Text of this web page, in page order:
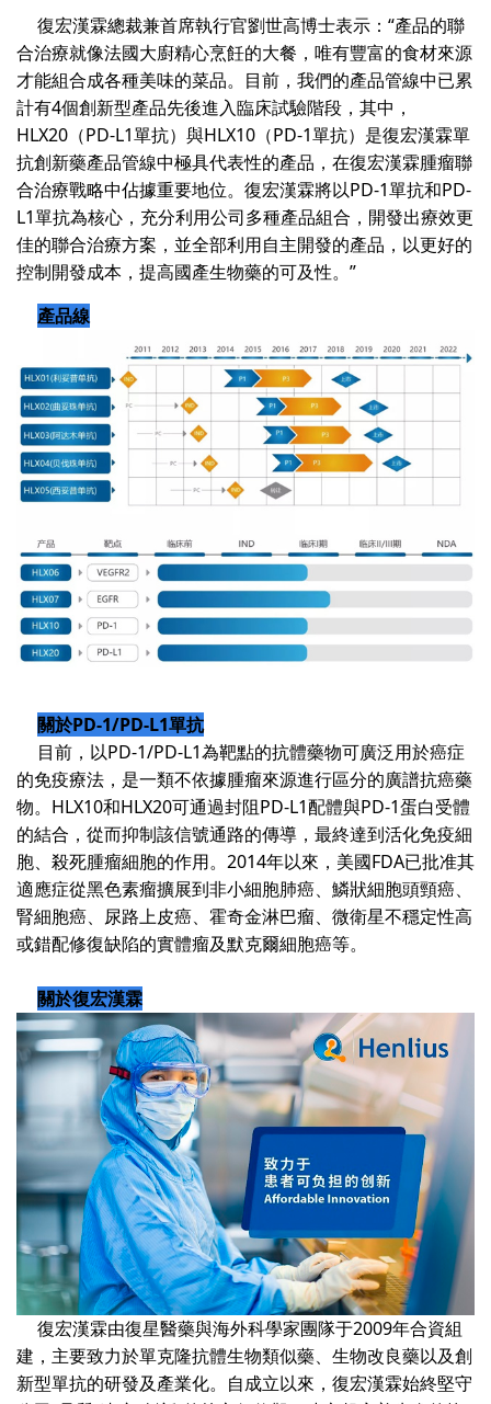
復宏漢霖總裁兼首席執行官劉世高博士表示：“產品的聯
合治療就像法國大廚精心烹飪的大餐，唯有豐富的食材來源
才能組合成各種美味的菜品。目前，我們的產品管線中已累
計有4個創新型產品先後進入臨床試驗階段，其中，
HLX20（PD-L1單抗）與HLX10（PD-1單抗）是復宏漢霖單
抗創新藥產品管線中極具代表性的產品，在復宏漢霖腫瘤聯
合治療戰略中佔據重要地位。復宏漢霖將以PD-1單抗和PD-
L1單抗為核心，充分利用公司多種產品組合，開發出療效更
佳的聯合治療方案，並全部利用自主開發的產品，以更好的
控制開發成本，提高國產生物藥的可及性。”
產品線
關於PD-1/PD-L1單抗
目前，以PD-1/PD-L1為靶點的抗體藥物可廣泛用於癌症
的免疫療法，是一類不依據腫瘤來源進行區分的廣譜抗癌藥
物。HLX10和HLX20可通過封阻PD-L1配體與PD-1蛋白受體
的結合，從而抑制該信號通路的傳導，最終達到活化免疫細
胞、殺死腫瘤細胞的作用。2014年以來，美國FDA已批准其
適應症從黑色素瘤擴展到非小細胞肺癌、鱗狀細胞頭頸癌、
腎細胞癌、尿路上皮癌、霍奇金淋巴瘤、微衛星不穩定性高
或錯配修復缺陷的實體瘤及默克爾細胞癌等。
關於復宏漢霖
復宏漢霖由復星醫藥與海外科學家團隊于2009年合資組
建，主要致力於單克隆抗體生物類似藥、生物改良藥以及創
新型單抗的研發及產業化。自成立以來，復宏漢霖始終堅守